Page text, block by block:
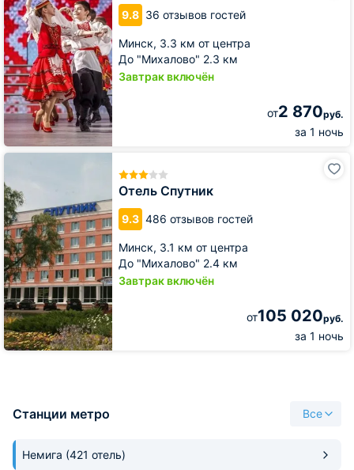
9.8 36 отзывов гостей
Минск, 3.3 км от центра
До "Михалово" 2.3 км
Завтрак включён
от2 870руб.
за 1 ночь
Брилевской,
8
Отель Спутник
9.3 486 отзывов гостей
Минск, 3.1 км от центра
До "Михалово" 2.4 км
Завтрак включён
от105 020руб.
за 1 ночь
Отель
Станции метро Все
Немига (421 отель)